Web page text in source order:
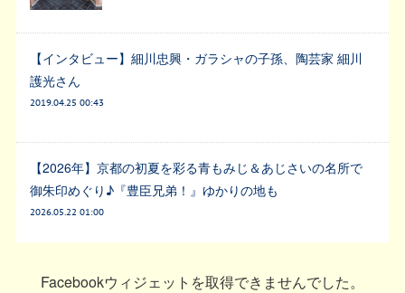
【インタビュー】細川忠興・ガラシャの子孫、陶芸家 細川
護光さん
2019.04.25 00:43
【2026年】京都の初夏を彩る青もみじ＆あじさいの名所で
御朱印めぐり♪『豊臣兄弟！』ゆかりの地も
2026.05.22 01:00
Facebookウィジェットを取得できませんでした。